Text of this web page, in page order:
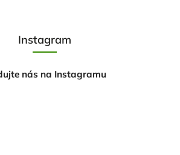
Instagram
nás na Instagramu